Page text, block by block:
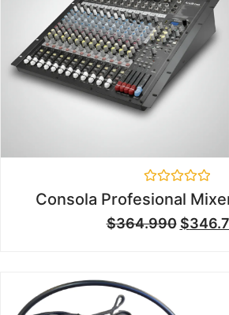
Valorado
en
0
de
Consola Profesional
$364.990 $